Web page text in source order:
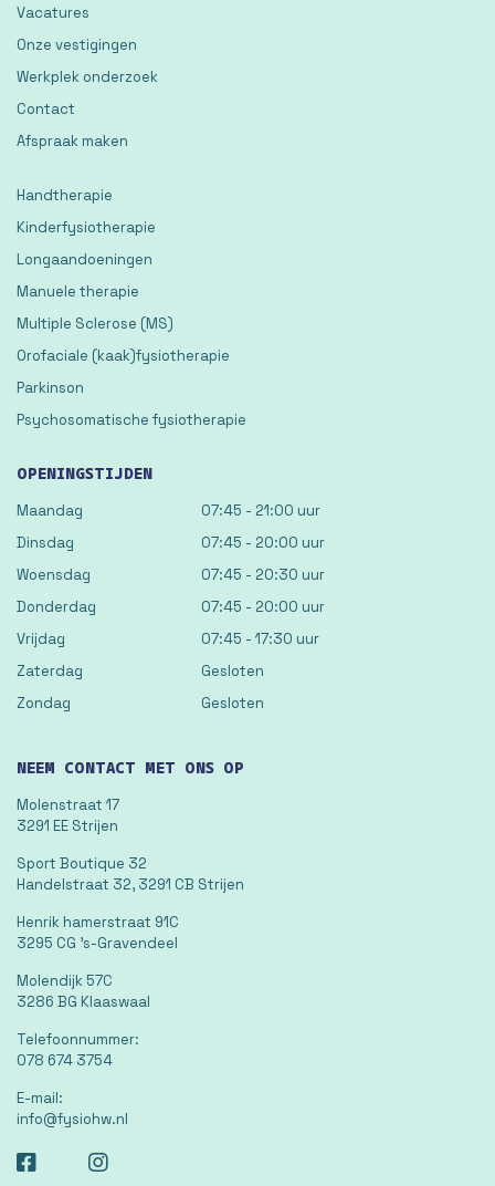
Vacatures
Onze vestigingen
Werkplek onderzoek
Contact
Afspraak maken
Handtherapie
Kinderfysiotherapie
Longaandoeningen
Manuele therapie
Multiple Sclerose (MS)
Orofaciale (kaak)fysiotherapie
Parkinson
Psychosomatische fysiotherapie
OPENINGSTIJDEN
Maandag
07:45 - 21:00 uur
Dinsdag
07:45 - 20:00 uur
Woensdag
07:45 - 20:30 uur
Donderdag
07:45 - 20:00 uur
Vrijdag
07:45 - 17:30 uur
Zaterdag
Gesloten
Zondag
Gesloten
NEEM CONTACT MET ONS OP
Molenstraat 17
3291 EE Strijen
Sport Boutique 32
Handelstraat 32, 3291 CB Strijen
Henrik hamerstraat 91C
3295 CG 's-Gravendeel
Molendijk 57C
3286 BG Klaaswaal
Telefoonnummer:
078 674 3754
E-mail:
info@fysiohw.nl